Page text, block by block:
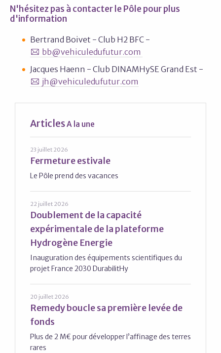
N'hésitez pas à contacter le Pôle pour plus
d'information
Bertrand Boivet - Club H2 BFC -
bb@vehiculedufutur.com
Jacques Haenn - Club DINAMHySE Grand Est -
jh@vehiculedufutur.com
ArticlesA la une
23 juillet 2026
Fermeture estivale
Le Pôle prend des vacances
22 juillet 2026
Doublement de la capacité
expérimentale de la plateforme
Hydrogène Energie
Inauguration des équipements scientifiques du
projet France 2030 DurabilitHy
20 juillet 2026
Remedy boucle sa première levée de
fonds
Plus de 2 M€ pour développer l’affinage des terres
rares